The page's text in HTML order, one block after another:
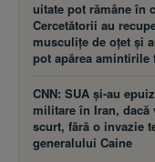
uitate pot rămâne în
Cercetătorii au
musculițe de oțet și
pot apărea amintirile
CNN: SUA şi-au
militare în Iran, dacă
scurt, fără o invazie
generalului Caine